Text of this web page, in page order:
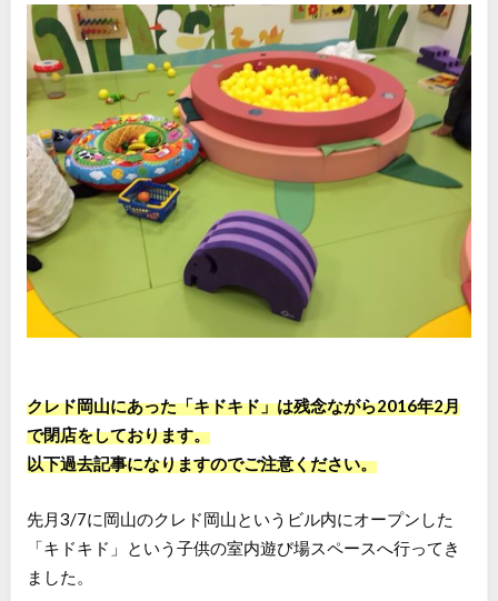
クレド岡山にあった「キドキド」は残念ながら2016年2月
で閉店をしております。
以下過去記事になりますのでご注意ください。
先月3/7に岡山のクレド岡山というビル内にオープンした
「キドキド」という子供の室内遊び場スペースへ行ってき
ました。